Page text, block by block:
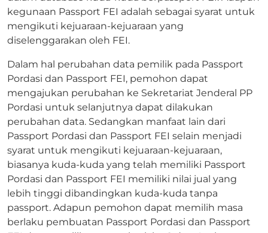
kegunaan Passport FEI adalah sebagai syarat untuk
mengikuti kejuaraan-kejuaraan yang
diselenggarakan oleh FEI.
Dalam hal perubahan data pemilik pada Passport
Pordasi dan Passport FEI, pemohon dapat
mengajukan perubahan ke Sekretariat Jenderal PP
Pordasi untuk selanjutnya dapat dilakukan
perubahan data. Sedangkan manfaat lain dari
Passport Pordasi dan Passport FEI selain menjadi
syarat untuk mengikuti kejuaraan-kejuaraan,
biasanya kuda-kuda yang telah memiliki Passport
Pordasi dan Passport FEI memiliki nilai jual yang
lebih tinggi dibandingkan kuda-kuda tanpa
passport. Adapun pemohon dapat memilih masa
berlaku pembuatan Passport Pordasi dan Passport